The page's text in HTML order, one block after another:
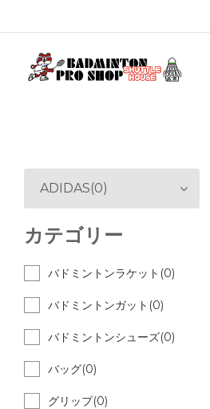
ADIDAS(0)
カテゴリー
バドミントンラケット(0)
バドミントンガット(0)
バドミントンシューズ(0)
バッグ(0)
グリップ(0)